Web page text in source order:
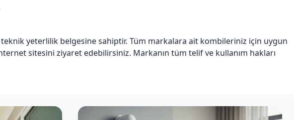
yeterlilik belgesine sahiptir. Tüm markalara ait kombileriniz için uygun
sitesini ziyaret edebilirsiniz. Markanın tüm telif ve kullanım hakları